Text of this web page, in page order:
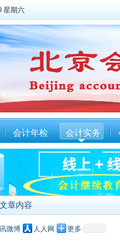
星期六
会计年检 会计实务
章内容
微博 人人网 更多